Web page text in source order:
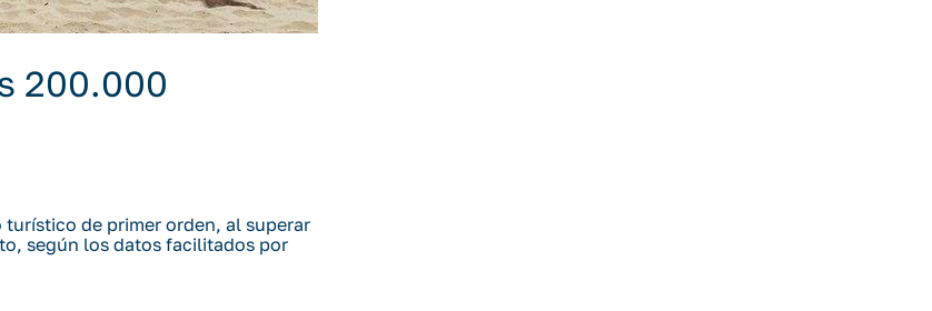
200.000
de primer orden, al superar
según los datos facilitados por